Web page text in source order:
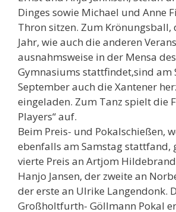
Dinges sowie Michael und Anne
Thron sitzen. Zum Krönungsball,
Jahr, wie auch die anderen
ausnahmsweise in der Mensa
Gymnasiums stattfindet,sind am
September auch die Xantener
eingeladen. Zum Tanz spielt die
Players“ auf.
Beim Preis- und Pokalschießen,
ebenfalls am Samstag stattfand,
vierte Preis an Artjom
Hanjo Jansen, der zweite an
der erste an Ulrike Langendonk.
Großholtfurth- Göllmann Pokal